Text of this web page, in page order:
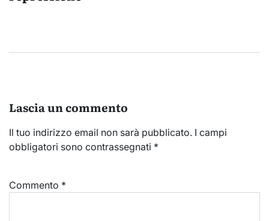
Lascia un commento
Il tuo indirizzo email non sarà pubblicato. I campi
obbligatori sono contrassegnati *
Commento *